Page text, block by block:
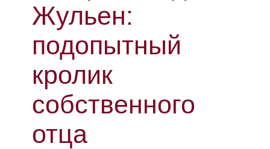
Жульен:
подопытный
кролик
собственного
отца